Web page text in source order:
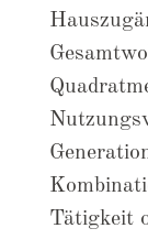
Tätigkeit